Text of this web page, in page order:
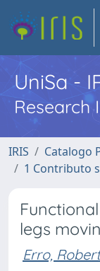
UniSa -
Research
IRIS
Catalogo
1 Contributo
legs
Erro,